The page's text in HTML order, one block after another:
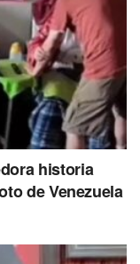
historia
de Venezuela